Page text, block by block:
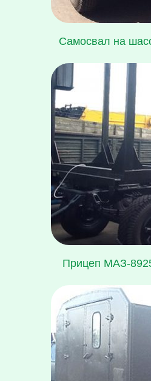
Самосвал на
Прицеп МАЗ-